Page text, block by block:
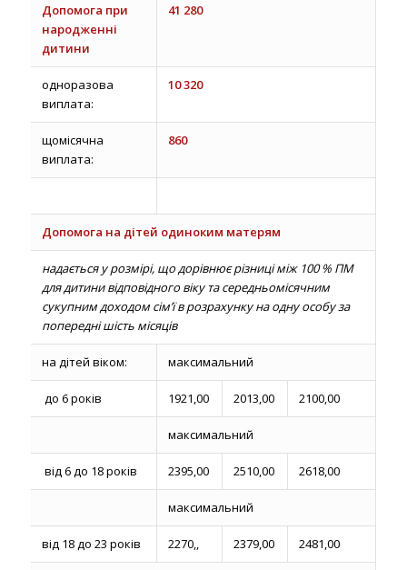
Допомога при
народженні
дитини
41 280
одноразова
виплата:
10 320
щомісячна
виплата:
860
Допомога на дітей одиноким матерям
надається у розмірі, що дорівнює різниці між 100 % ПМ
для дитини відповідного віку та середньомісячним
сукупним доходом сім’ї в розрахунку на одну особу за
попередні шість місяців
на дітей віком: максимальний
до 6 років 1921,00 2013,00 2100,00
максимальний
від 6 до 18 років 2395,00 2510,00 2618,00
максимальний
від 18 до 23 років 2270,, 2379,00 2481,00